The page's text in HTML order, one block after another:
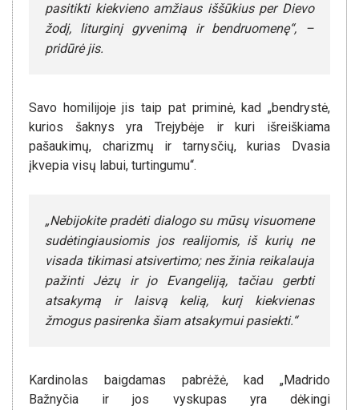
pasitikti kiekvieno amžiaus iššūkius per Dievo
žodį, liturginį gyvenimą ir bendruomenę“, –
pridūrė jis.
Savo homilijoje jis taip pat priminė, kad „bendrystė,
kurios šaknys yra Trejybėje ir kuri išreiškiama
pašaukimų, charizmų ir tarnysčių, kurias Dvasia
įkvepia visų labui, turtingumu“.
„Nebijokite pradėti dialogo su mūsų visuomene
sudėtingiausiomis jos realijomis, iš kurių ne
visada tikimasi atsivertimo; nes žinia reikalauja
pažinti Jėzų ir jo Evangeliją, tačiau gerbti
atsakymą ir laisvą kelią, kurį kiekvienas
žmogus pasirenka šiam atsakymui pasiekti.“
Kardinolas baigdamas pabrėžė, kad „Madrido
Bažnyčia ir jos vyskupas yra dėkingi